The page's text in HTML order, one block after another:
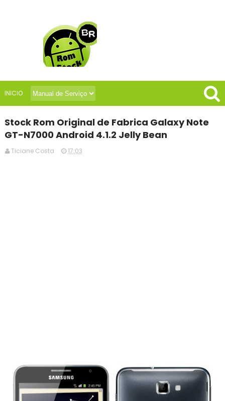
INICIO
Stock Rom Original de Fabrica Galaxy Note
GT-N7000 Android 4.1.2 Jelly Bean
Ticiane Costa 17:03